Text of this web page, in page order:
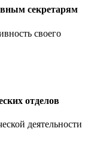
секретарям
своего
отделов
деятельности